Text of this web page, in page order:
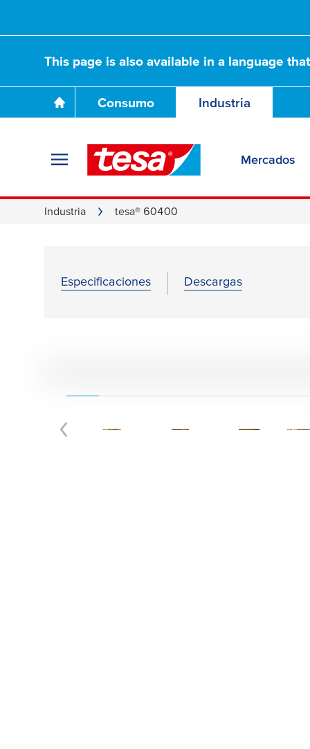
This page is also available in a language
Consumo Industria
Mercados
Industria tesa® 60400
Especificaciones Descargas